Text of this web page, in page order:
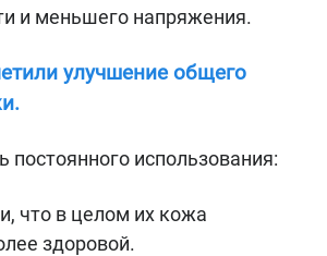
и меньшего напряжения.
улучшение общего
постоянного использования:
что в целом их кожа
здоровой.